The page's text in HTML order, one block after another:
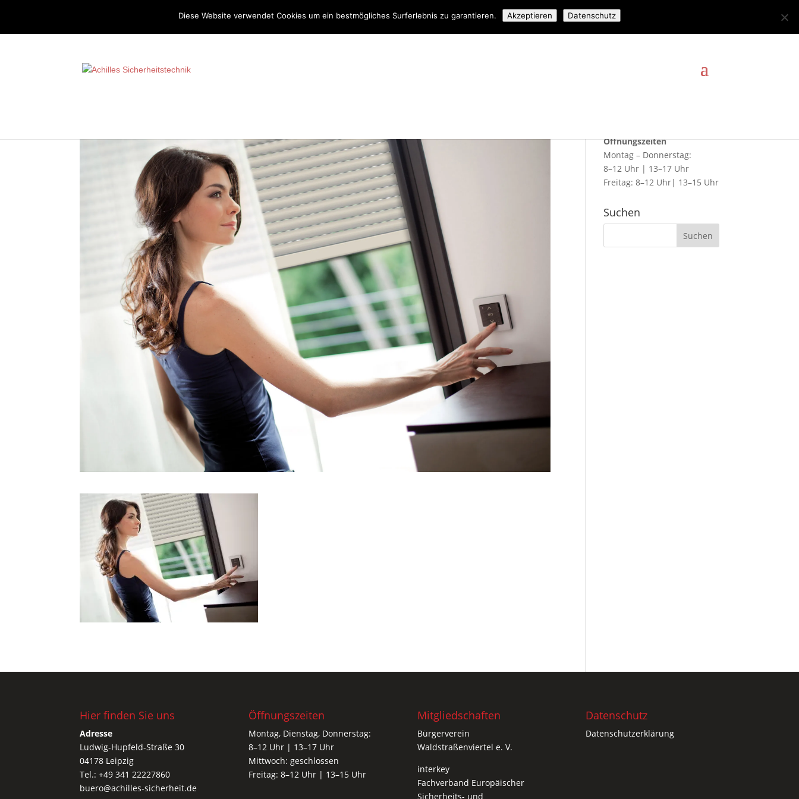
Öffnungszeiten
Montag – Donnerstag:
8–12 Uhr | 13–17 Uhr
Freitag: 8–12 Uhr| 13–15 Uhr
Suchen
Hier finden Sie uns
Adresse
Ludwig-Hupfeld-Straße 30
04178 Leipzig
Tel.: +49 341 22227860
buero@achilles-sicherheit.de
Öffnungszeiten
Montag, Dienstag, Donnerstag:
8–12 Uhr | 13–17 Uhr
Mittwoch: geschlossen
Freitag: 8–12 Uhr | 13–15 Uhr
Mitgliedschaften
Bürgerverein
Waldstraßenviertel e. V.
interkey
Fachverband Europäischer
Sicherheits- und
Datenschutz
Datenschutzerklärung
Diese Website verwendet Cookies um ein bestmögliches Surferlebnis zu garantieren. Akzeptieren Datenschutz